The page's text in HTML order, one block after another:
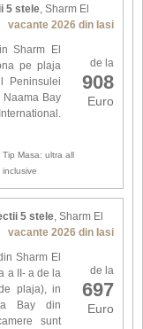
5 stele, Sharm El
vacante 2026 din Iasi
de la
908
Euro
Sharm El
pe plaja
Peninsulei
Bay
Rixos
Tip Masa: ultra all
inclusive
5 stele, Sharm El
vacante 2026 din Iasi
de la
697
Euro
Sharm El
a II- a de la
plaja), in
Bay din
sunt